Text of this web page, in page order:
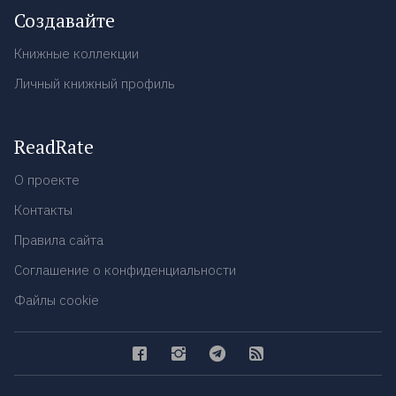
Создавайте
Книжные коллекции
Личный книжный профиль
ReadRate
О проекте
Контакты
Правила сайта
Соглашение о конфиденциальности
Файлы cookie